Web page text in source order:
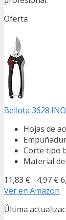
Oferta
Bellota 3628
Hojas de
Corte tipo
Material
11,83 € −4,97 €
Ver en Amazon
Última